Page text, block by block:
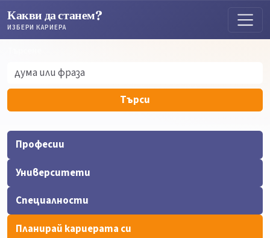
Какви да станем?
ИЗБЕРИ КАРИЕРА
Търси
Професии
Университети
Специалности
Планирай кариерата си